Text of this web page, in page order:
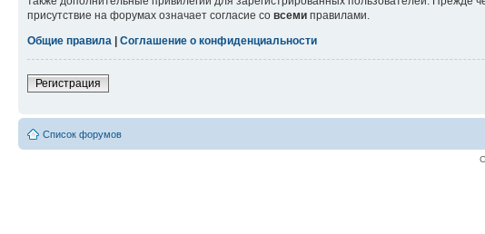
присутствие на форумах означает согласие со всеми правилами.
Общие правила
Соглашение о конфиденциальности
Регистрация
Список форумов